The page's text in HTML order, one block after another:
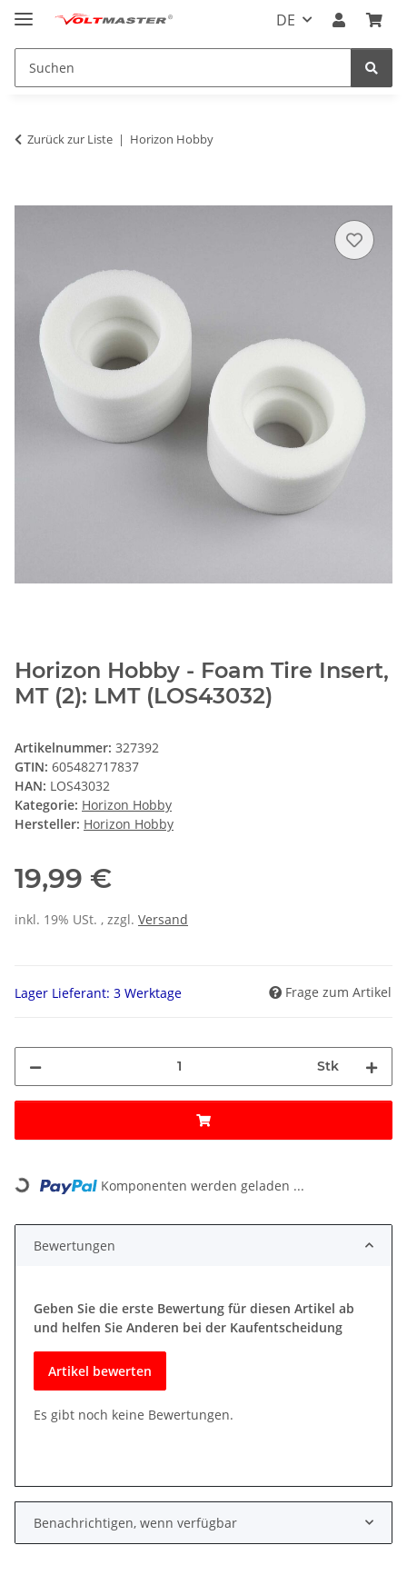
DE
Zurück zur Liste Horizon Hobby
Horizon Hobby - Foam Tire Insert,
MT (2): LMT (LOS43032)
Artikelnummer: 327392
GTIN: 605482717837
HAN: LOS43032
Kategorie: Horizon Hobby
Hersteller: Horizon Hobby
19,99 €
inkl. 19% USt. , zzgl. Versand
Lager Lieferant: 3 Werktage Frage zum Artikel
Stk
Loading... Komponenten werden geladen ...
Bewertungen
Geben Sie die erste Bewertung für diesen Artikel ab
und helfen Sie Anderen bei der Kaufentscheidung
Artikel bewerten
Es gibt noch keine Bewertungen.
Benachrichtigen, wenn verfügbar